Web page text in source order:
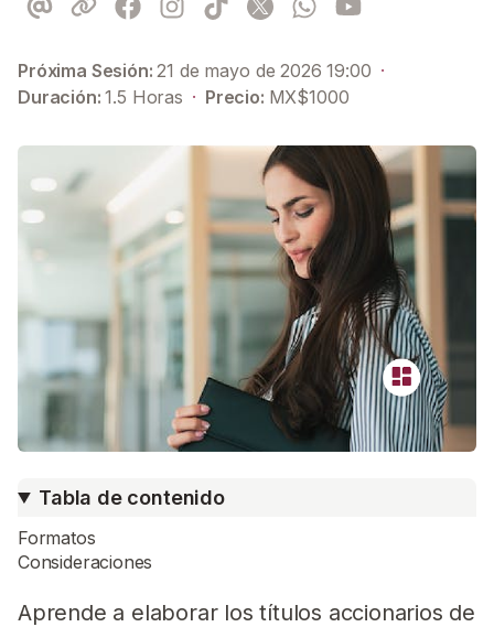
Próxima Sesión:21 de mayo de 2026 19:00 ·
Duración:1.5 Horas · Precio: MX$1000
Tabla de contenido
Formatos
Consideraciones
Aprende a elaborar los títulos accionarios de